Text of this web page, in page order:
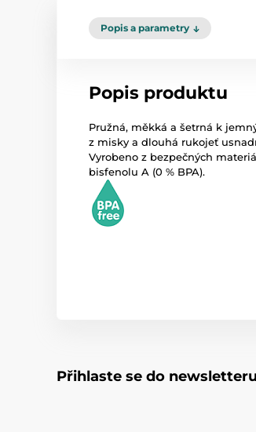
Popis a parametry
Popis produktu
Pružná, měkká a šetrná k
z misky a dlouhá rukojeť
Vyrobeno z bezpečných
bisfenolu A (0 % BPA).
Přihlaste se do newsletteru